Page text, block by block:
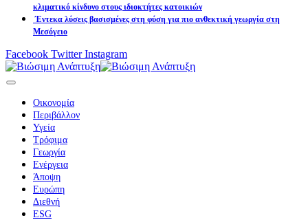
κλιματικό κίνδυνο στους ιδιοκτήτες κατοικιών
Έντεκα λύσεις βασισμένες στη φύση για πιο ανθεκτική γεωργία στη
Μεσόγειο
Facebook Twitter Instagram
Οικονομία
Περιβάλλον
Υγεία
Τρόφιμα
Γεωργία
Ενέργεια
Άποψη
Ευρώπη
Διεθνή
ESG